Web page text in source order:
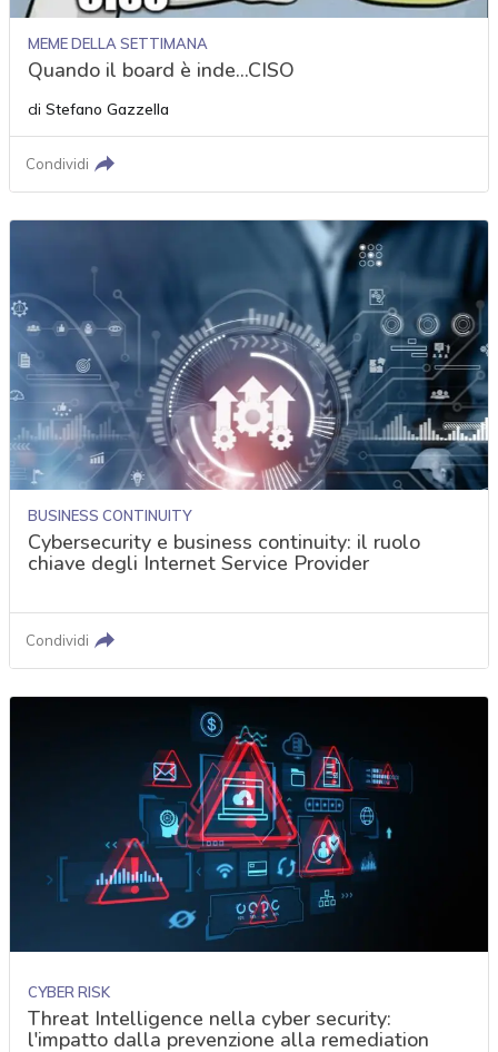
MEME DELLA SETTIMANA
Quando il board è inde...CISO
di Stefano Gazzella
Condividi
BUSINESS CONTINUITY
Cybersecurity e business continuity: il ruolo
chiave degli Internet Service Provider
Condividi
CYBER RISK
Threat Intelligence nella cyber security:
l'impatto dalla prevenzione alla remediation